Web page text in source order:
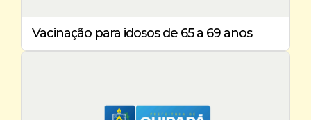
Vacinação para idosos de 65 a 69 anos